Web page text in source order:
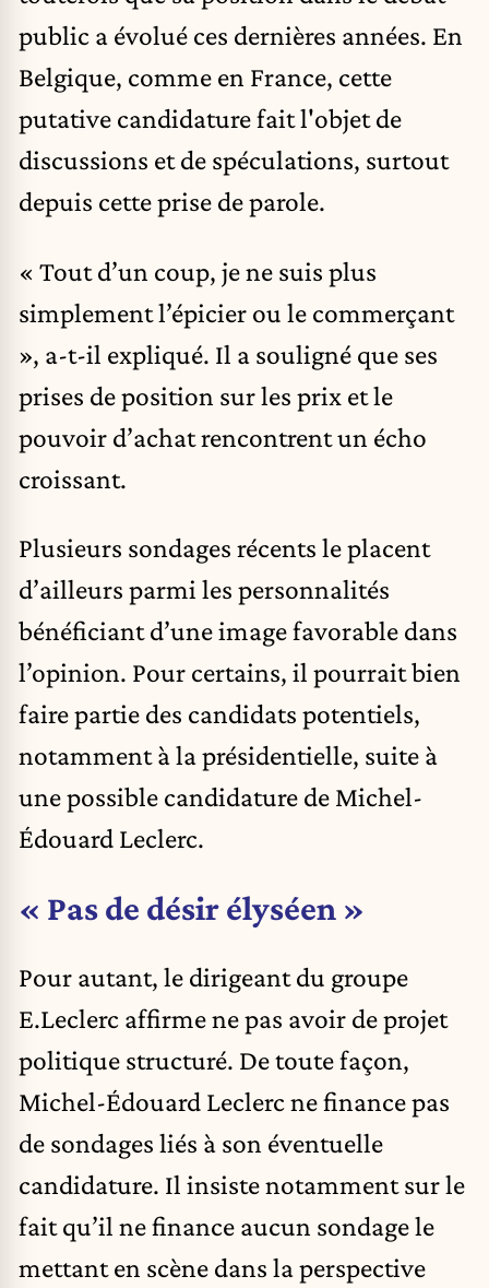
public a évolué ces dernières années. En
Belgique, comme en France, cette
putative candidature fait l'objet de
discussions et de spéculations, surtout
depuis cette prise de parole.
« Tout d’un coup, je ne suis plus
simplement l’épicier ou le commerçant
», a-t-il expliqué. Il a souligné que ses
prises de position sur les prix et le
pouvoir d’achat rencontrent un écho
croissant.
Plusieurs sondages récents le placent
d’ailleurs parmi les personnalités
bénéficiant d’une image favorable dans
l’opinion. Pour certains, il pourrait bien
faire partie des candidats potentiels,
notamment à la présidentielle, suite à
une possible candidature de Michel-
Édouard Leclerc.
« Pas de désir élyséen »
Pour autant, le dirigeant du groupe
E.Leclerc affirme ne pas avoir de projet
politique structuré. De toute façon,
Michel-Édouard Leclerc ne finance pas
de sondages liés à son éventuelle
candidature. Il insiste notamment sur le
fait qu’il ne finance aucun sondage le
mettant en scène dans la perspective